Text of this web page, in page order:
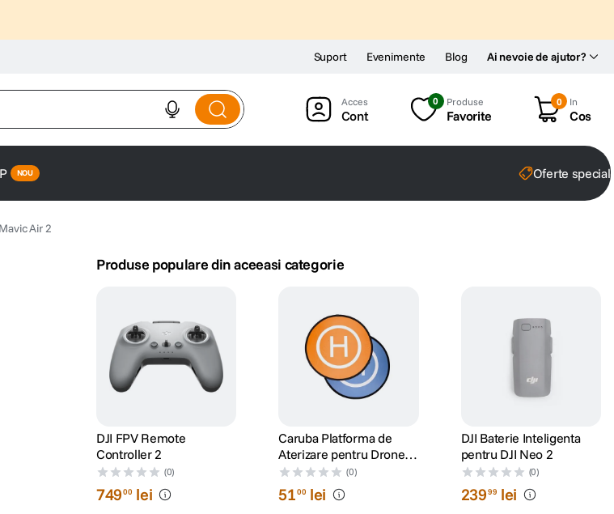
Ai nevoie de ajutor?
Suport Evenimente Blog
Cont
0 Produse
Favorite
0 In
Cos
Oferte
Air 2
Produse populare din aceeasi categorie
DJI FPV Remote
Controller 2
(0)
74900 lei
Caruba Platforma de
Aterizare pentru Drone
de 75 cm
(0)
5100 lei
DJI Baterie Inteligenta
pentru DJI Neo 2
(0)
23999 lei